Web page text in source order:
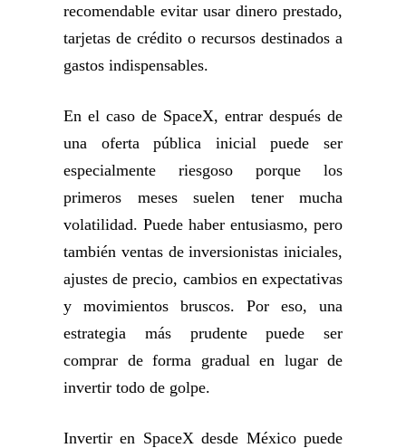
recomendable evitar usar dinero prestado,
tarjetas de crédito o recursos destinados a
gastos indispensables.
En el caso de SpaceX, entrar después de
una oferta pública inicial puede ser
especialmente riesgoso porque los
primeros meses suelen tener mucha
volatilidad. Puede haber entusiasmo, pero
también ventas de inversionistas iniciales,
ajustes de precio, cambios en expectativas
y movimientos bruscos. Por eso, una
estrategia más prudente puede ser
comprar de forma gradual en lugar de
invertir todo de golpe.
Invertir en SpaceX desde México puede